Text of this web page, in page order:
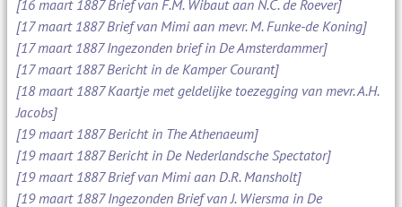
[16 maart 1887 Brief van F.M. Wibaut aan N.C. de Roever]
[17 maart 1887 Brief van Mimi aan mevr. M. Funke-de Koning]
[17 maart 1887 Ingezonden brief in De Amsterdammer]
[17 maart 1887 Bericht in de Kamper Courant]
[18 maart 1887 Kaartje met geldelijke toezegging van mevr. A.H.
Jacobs]
[19 maart 1887 Bericht in The Athenaeum]
[19 maart 1887 Bericht in De Nederlandsche Spectator]
[19 maart 1887 Brief van Mimi aan D.R. Mansholt]
[19 maart 1887 Ingezonden Brief van J. Wiersma in De